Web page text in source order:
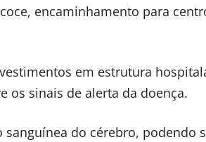
encaminhamento para
em estrutura
os sinais de alerta da doença.
do cérebro, podendo